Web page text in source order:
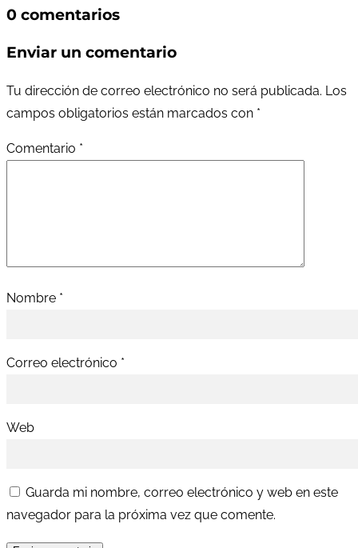
0 comentarios
Enviar un comentario
Tu dirección de correo electrónico no será publicada. Los
campos obligatorios están marcados con *
Comentario *
Nombre *
Correo electrónico *
Web
Guarda mi nombre, correo electrónico y web en este
navegador para la próxima vez que comente.